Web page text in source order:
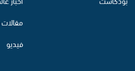
فيديو